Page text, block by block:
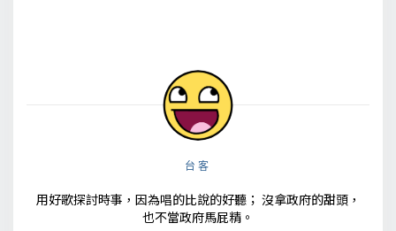
台客
用好歌探討時事，因為唱的比說的好聽； 沒拿政府的甜頭，
也不當政府馬屁精。